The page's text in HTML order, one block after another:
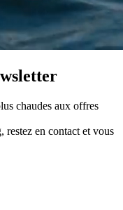
chaudes aux offres
restez en contact et vous